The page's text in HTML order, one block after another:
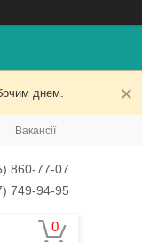
днем.
Вакансії
860-77-07
749-94-95